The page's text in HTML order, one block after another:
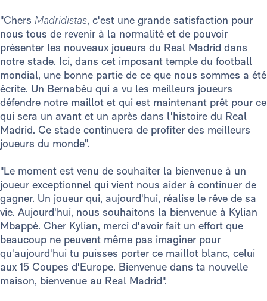
"Chers Madridistas, c'est une grande satisfaction pour
nous tous de revenir à la normalité et de pouvoir
présenter les nouveaux joueurs du Real Madrid dans
notre stade. Ici, dans cet imposant temple du football
mondial, une bonne partie de ce que nous sommes a été
écrite. Un Bernabéu qui a vu les meilleurs joueurs
défendre notre maillot et qui est maintenant prêt pour ce
qui sera un avant et un après dans l'histoire du Real
Madrid. Ce stade continuera de profiter des meilleurs
joueurs du monde".
"Le moment est venu de souhaiter la bienvenue à un
joueur exceptionnel qui vient nous aider à continuer de
gagner. Un joueur qui, aujourd'hui, réalise le rêve de sa
vie. Aujourd'hui, nous souhaitons la bienvenue à Kylian
Mbappé. Cher Kylian, merci d'avoir fait un effort que
beaucoup ne peuvent même pas imaginer pour
qu'aujourd'hui tu puisses porter ce maillot blanc, celui
aux 15 Coupes d'Europe. Bienvenue dans ta nouvelle
maison, bienvenue au Real Madrid".